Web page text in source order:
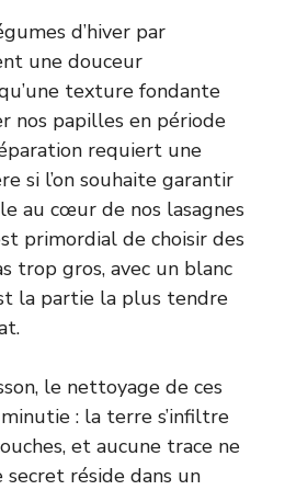
d’hiver par
une douceur
texture fondante
nos papilles en période
requiert une
si l’on souhaite garantir
au cœur de nos lasagnes
primordial de choisir des
trop gros, avec un blanc
la partie la plus tendre
le nettoyage de ces
: la terre s’infiltre
et aucune trace ne
réside dans un